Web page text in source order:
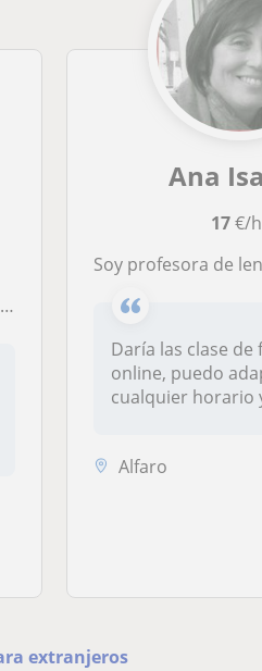
Ana
17€/h
Soy profesora de lengua y literatura, estoy haciendo el curso de Español para extranjeros y
Daría las clase de forma
online, puedo
cualquier horario
Alfaro
extranjeros